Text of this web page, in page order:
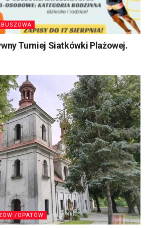
Turniej Siatkówki Plażowej.
/OPATÓW